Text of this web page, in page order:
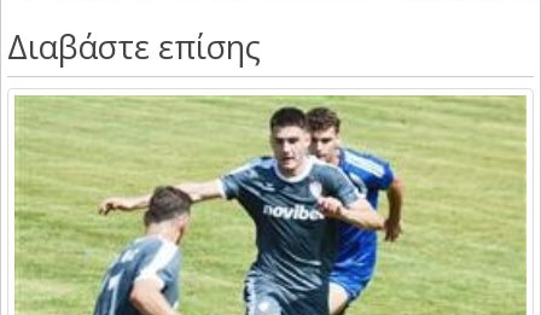
Διαβάστε επίσης